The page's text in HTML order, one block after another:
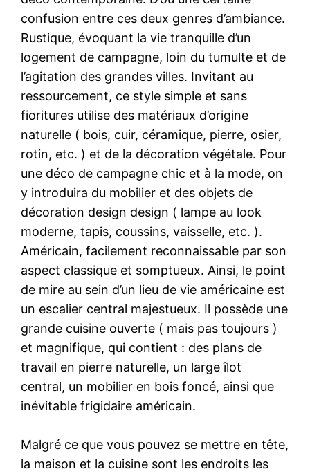
confusion entre ces deux genres d’ambiance.
Rustique, évoquant la vie tranquille d’un
logement de campagne, loin du tumulte et de
l’agitation des grandes villes. Invitant au
ressourcement, ce style simple et sans
fioritures utilise des matériaux d’origine
naturelle ( bois, cuir, céramique, pierre, osier,
rotin, etc. ) et de la décoration végétale. Pour
une déco de campagne chic et à la mode, on
y introduira du mobilier et des objets de
décoration design design ( lampe au look
moderne, tapis, coussins, vaisselle, etc. ).
Américain, facilement reconnaissable par son
aspect classique et somptueux. Ainsi, le point
de mire au sein d’un lieu de vie américaine est
un escalier central majestueux. Il possède une
grande cuisine ouverte ( mais pas toujours )
et magnifique, qui contient : des plans de
travail en pierre naturelle, un large îlot
central, un mobilier en bois foncé, ainsi que
inévitable frigidaire américain.
Malgré ce que vous pouvez se mettre en tête,
la maison et la cuisine sont les endroits les